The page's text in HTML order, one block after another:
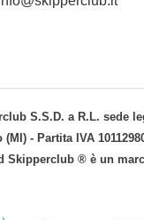
S.S.D. a R.L. sede
- Partita IVA
Skipperclub ® è un